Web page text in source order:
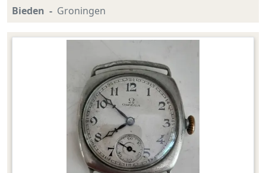
Bieden Groningen